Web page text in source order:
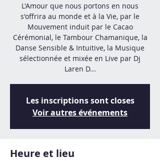
L'Amour que nous portons en nous
s'offrira au monde et à la Vie, par le
Mouvement induit par le Cacao
Cérémonial, le Tambour Chamanique, la
Danse Sensible & Intuitive, la Musique
sélectionnée et mixée en Live par Dj
Laren D...
Les inscriptions sont closes
Voir autres événements
Heure et lieu